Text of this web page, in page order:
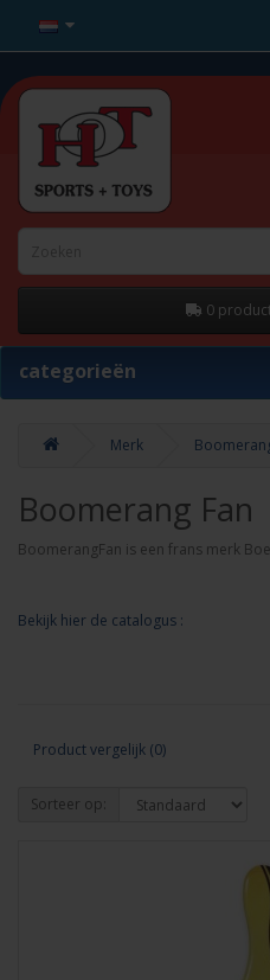
0
categorieën
Merk
Boomerang Fan
BoomerangFan is een frans merk
Bekijk hier de catalogus :
Product vergelijk (0)
Sorteer op: